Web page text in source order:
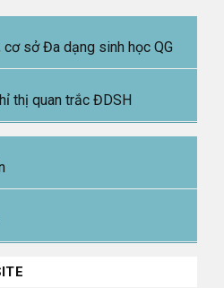
cơ sở Đa dạng sinh học QG
thị quan trắc ĐDSH